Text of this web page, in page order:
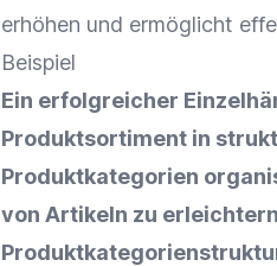
erhöhen und ermöglicht
Beispiel
Ein erfolgreicher
Produktsortiment in
Produktkategorien
von Artikeln zu